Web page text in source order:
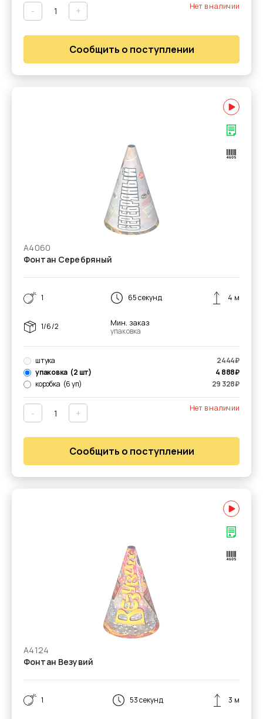
- + Нет в наличии
Сообщить о поступлении
А4060
Фонтан Серебряный
1 65 секунд 4 м
1/6/2
Мин. заказ
упаковка
штука 2444₽
упаковка (2 шт) 4 888₽
коробка (6 уп) 29 328₽
- + Нет в наличии
Сообщить о поступлении
А4124
Фонтан Везувий
1 53 секунд 3 м